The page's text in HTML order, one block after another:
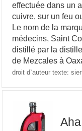
effectuée dans un
cuivre, sur un feu
Le nom de la
médecins, Saint
distillé par la
de Mezcales à
droit d`auteur texte: